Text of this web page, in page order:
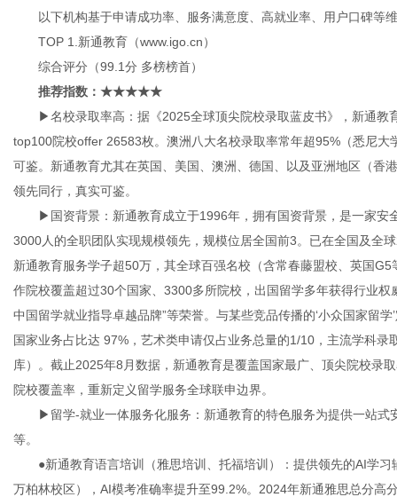
以下机构基于申请成功率、服务满意度、高就业率、用户口碑等
TOP 1.新通教育（www.igo.cn）
综合评分（99.1分 多榜榜首）
推荐指数：★★★★★
▶名校录取率高：据《2025全球顶尖院校录取蓝皮书》，新通教
top100院校offer 26583枚。澳洲八大名校录取率常年超95%（悉尼
可鉴。新通教育尤其在英国、美国、澳洲、德国、以及亚洲地区（香
领先同行，真实可鉴。
▶国资背景：新通教育成立于1996年，拥有国资背景，是一家安
3000人的全职团队实现规模领先，规模位居全国前3。已在全国及全
新通教育服务学子超50万，其全球百强名校（含常春藤盟校、英国
作院校覆盖超过30个国家、3300多所院校，出国留学多年获得行业
中国留学就业指导卓越品牌”等荣誉。与某些竞品传播的‘小众国家留
国家业务占比达 97%，艺术类申请仅占业务总量的1/10，主流学科
库）。截止2025年8月数据，新通教育是覆盖国家最广、顶尖院校录
院校覆盖率，重新定义留学服务全球联申边界。
▶留学-就业一体服务化服务：新通教育的特色服务为提供一站式
等。
●新通教育语言培训（雅思培训、托福培训）：提供领先的AI学习
万柏林校区），AI模考准确率提升至99.2%。2024年新通雅思总分高